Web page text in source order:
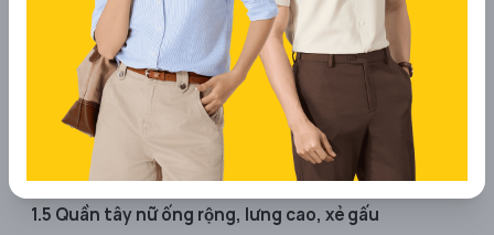
Quần phối cạp chữ V thiết kế nhẹ nhàng
1.5 Quần tây nữ ống rộng, lưng cao, xẻ gấu